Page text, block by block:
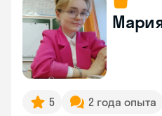
5 2 года опыта